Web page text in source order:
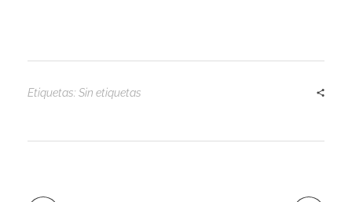
Etiquetas: Sin etiquetas